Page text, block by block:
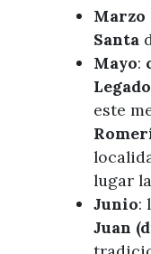
Santa
Mayo:
este
lugar la
Junio:
Juan